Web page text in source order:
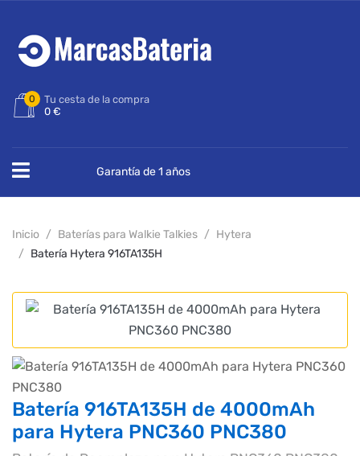
0
Tu cesta de la compra
0 €
Garantía de 1 años
Inicio Baterías para Walkie Talkies
Hytera
Batería Hytera 916TA135H
Batería 916TA135H de 4000mAh
para Hytera PNC360 PNC380